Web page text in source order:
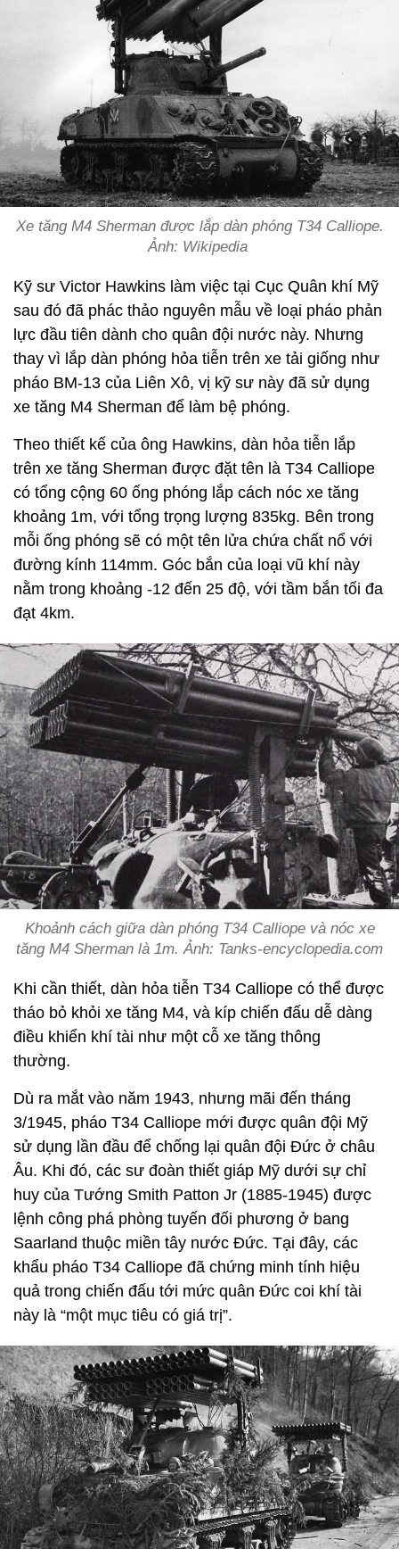
Xe tăng M4 Sherman được lắp dàn phóng T34 Calliope.
Ảnh: Wikipedia
Kỹ sư Victor Hawkins làm việc tại Cục Quân khí Mỹ
sau đó đã phác thảo nguyên mẫu về loại pháo phản
lực đầu tiên dành cho quân đội nước này. Nhưng
thay vì lắp dàn phóng hỏa tiễn trên xe tải giống như
pháo BM-13 của Liên Xô, vị kỹ sư này đã sử dụng
xe tăng M4 Sherman để làm bệ phóng.
Theo thiết kế của ông Hawkins, dàn hỏa tiễn lắp
trên xe tăng Sherman được đặt tên là T34 Calliope
có tổng cộng 60 ống phóng lắp cách nóc xe tăng
khoảng 1m, với tổng trọng lượng 835kg. Bên trong
mỗi ống phóng sẽ có một tên lửa chứa chất nổ với
đường kính 114mm. Góc bắn của loại vũ khí này
nằm trong khoảng -12 đến 25 độ, với tầm bắn tối đa
đạt 4km.
Khoảnh cách giữa dàn phóng T34 Calliope và nóc xe
tăng M4 Sherman là 1m. Ảnh: Tanks-encyclopedia.com
Khi cần thiết, dàn hỏa tiễn T34 Calliope có thể được
tháo bỏ khỏi xe tăng M4, và kíp chiến đấu dễ dàng
điều khiển khí tài như một cỗ xe tăng thông
thường.
Dù ra mắt vào năm 1943, nhưng mãi đến tháng
3/1945, pháo T34 Calliope mới được quân đội Mỹ
sử dụng lần đầu để chống lại quân đội Đức ở châu
Âu. Khi đó, các sư đoàn thiết giáp Mỹ dưới sự chỉ
huy của Tướng Smith Patton Jr (1885-1945) được
lệnh công phá phòng tuyến đối phương ở bang
Saarland thuộc miền tây nước Đức. Tại đây, các
khẩu pháo T34 Calliope đã chứng minh tính hiệu
quả trong chiến đấu tới mức quân Đức coi khí tài
này là “một mục tiêu có giá trị”.